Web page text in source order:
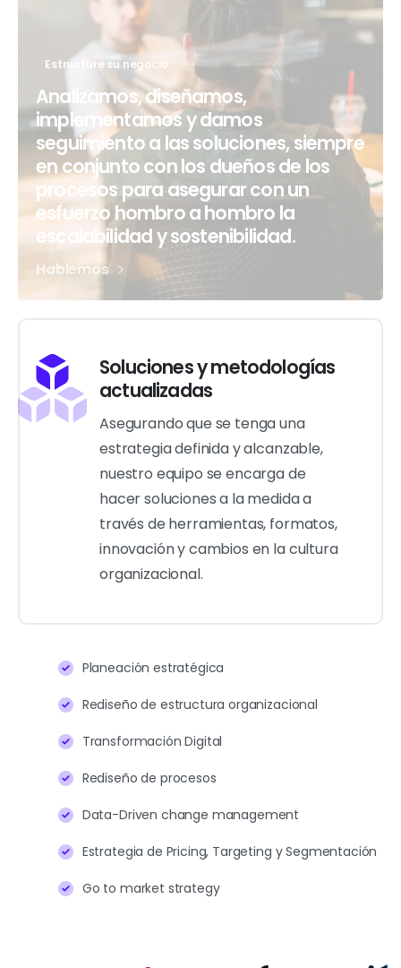
Estructure su negocio
Analizamos, diseñamos,
implementamos y damos
seguimiento a las soluciones, siempre
en conjunto con los dueños de los
procesos para asegurar con un
esfuerzo hombro a hombro la
escalabilidad y sostenibilidad.
Hablemos
Soluciones y metodologías
actualizadas
Asegurando que se tenga una
estrategia definida y alcanzable,
nuestro equipo se encarga de
hacer soluciones a la medida a
través de herramientas, formatos,
innovación y cambios en la cultura
organizacional.
Planeación estratégica
Rediseño de estructura organizacional
Transformación Digital
Rediseño de procesos
Data-Driven change management
Estrategia de Pricing, Targeting y Segmentación
Go to market strategy